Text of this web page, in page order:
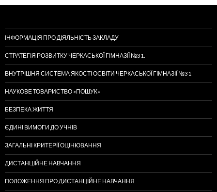
ІНФОРМАЦІЯ ПРО ДІЯЛЬНІСТЬ ЗАКЛАДУ
СТРАТЕГІЯ РОЗВИТКУ ЧЕРКАСЬКОЇ ГІМНАЗІЇ №31.
ВНУТРІШНЯ СИСТЕМА ЯКОСТІ ОСВІТИ ЧЕРКАСЬКОЇ ГІМНАЗІЇ №31
НАУКОВЕ ТОВАРИСТВО «ПОШУК»
БЕЗПЕКА ЖИТТЯ
ЄДИНІ ВИМОГИ ДО УЧНІВ
ЗАГАЛЬНІ КРИТЕРІЇ ОЦІНЮВАННЯ
ДИСТАНЦІЙНЕ НАВЧАННЯ
ПОЛОЖЕННЯ ПРО ДИСТАНЦІЙНЕ НАВЧАННЯ